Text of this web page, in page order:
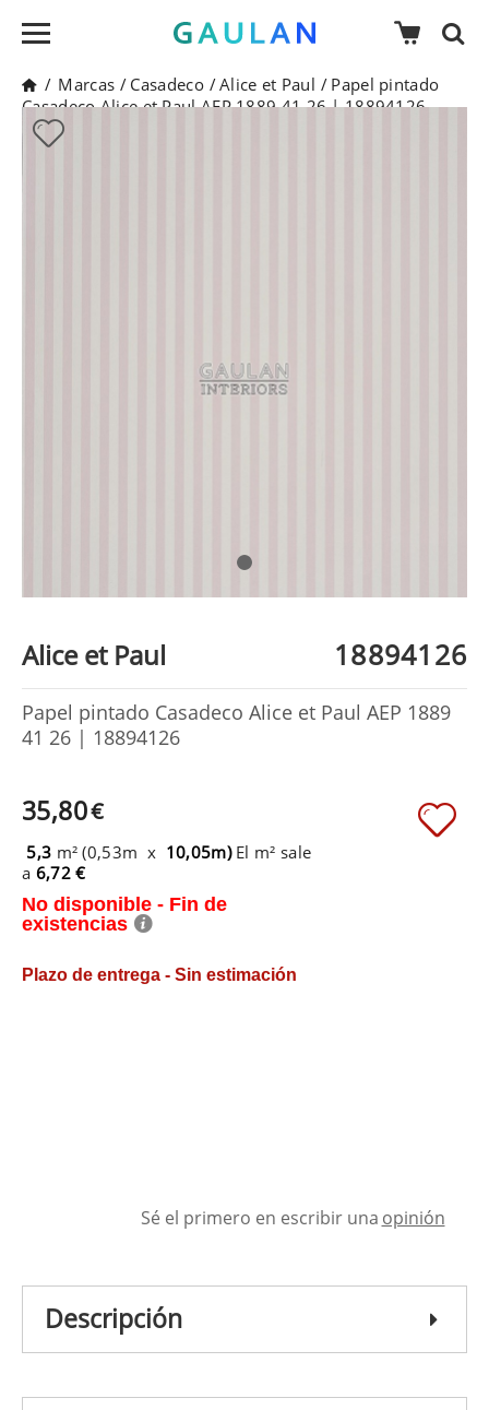
/ Marcas / Casadeco /Alice et Paul / Papel pintado
Casadeco Alice et Paul AEP 1889 41 26 | 18894126
Alice et Paul 18894126
Papel pintado Casadeco Alice et Paul AEP 1889
41 26 | 18894126
35,80€
5,3 m² (0,53m x 10,05m) El m² sale
a 6,72 €
No disponible - Fin de
existencias
Plazo de entrega - Sin estimación
Sé el primero en escribir una opinión
Descripción